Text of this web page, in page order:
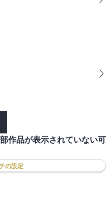
作品が表示されていない可
の設定